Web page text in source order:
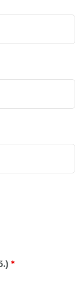
*